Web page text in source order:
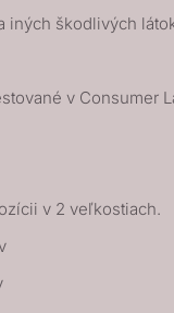
iných škodlivých
v Consumer
v 2 veľkostiach.